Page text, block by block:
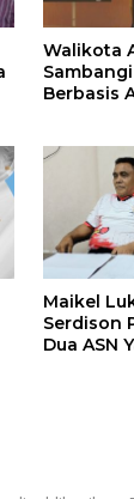
Walikota
Berbasis
Maikel
Serdison
Dua ASN